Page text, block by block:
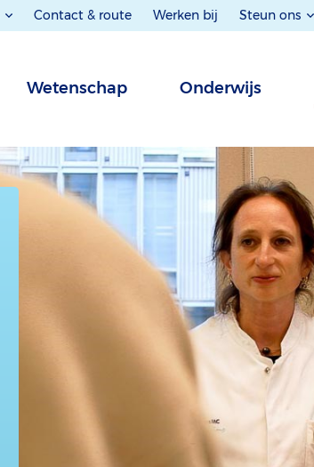
Contact & route Werken bij Steun ons
Wetenschap Onderwijs